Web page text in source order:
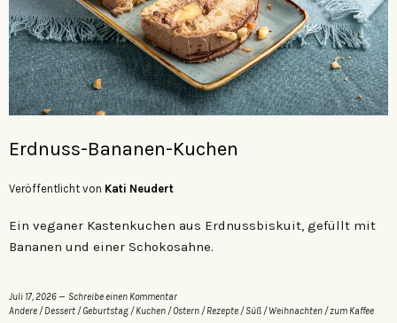
Erdnuss-Bananen-Kuchen
Veröffentlicht von Kati Neudert
Ein veganer Kastenkuchen aus Erdnussbiskuit, gefüllt mit
Bananen und einer Schokosahne.
Juli 17, 2026
Schreibe einen Kommentar
Andere /Dessert /Geburtstag /Kuchen /Ostern /Rezepte /Süß /Weihnachten /zum Kaffee